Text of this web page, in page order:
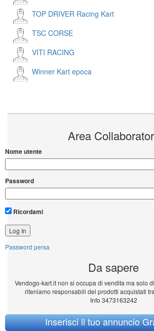
TOP DRIVER Racing Kart
TSC CORSE
VITI RACING
Winner Kart epoca
Area
Nome utente
Password
Ricordami
Password persa
Da sapere
Vendogo-kart.it non si occupa di vendita ma solo
riteniamo responsabili dei prodotti acquistati
Info 3473163242
Inserisci il tuo annuncio